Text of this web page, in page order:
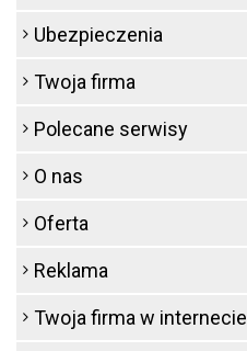
Ubezpieczenia
Twoja firma
Polecane serwisy
O nas
Oferta
Reklama
Twoja firma w internecie